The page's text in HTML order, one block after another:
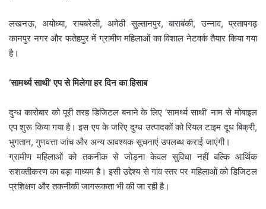
लखनऊ, अयोध्या, रायबरेली, अमेठी सुल्तानपुर, बाराबंकी, उन्नाव, प्रतापगढ़
कानपुर नगर और फतेहपुर में ग्रामीण महिलाओं का विशाल नेटवर्क तैयार किया गया
है।
‘सामर्थ्य साथी’ एप से मिलेगा हर दिन का हिसाब
दुग्ध कारोबार को पूरी तरह डिजिटल बनाने के लिए ‘सामर्थ्य साथी’ नाम से मोबाइल
एप शुरू किया गया है। इस एप के जरिए दुग्ध उत्पादकों को रियल टाइम दूध बिक्री,
भुगतान, गुणवत्ता जांच और अन्य आवश्यक सूचनाएं उपलब्ध कराई जाएंगी।
ग्रामीण महिलाओं को तकनीक से जोड़ना केवल सुविधा नहीं बल्कि आर्थिक
सशक्तीकरण का बड़ा माध्यम है। इसी उद्देश्य से गांव स्तर पर महिलाओं को डिजिटल
प्रशिक्षण और तकनीकी जागरूकता भी की जा रही है।